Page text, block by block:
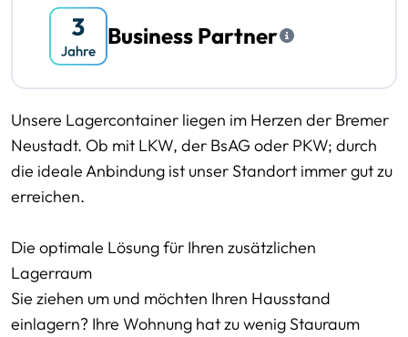
Business Partner
Unsere Lagercontainer liegen im Herzen der Bremer
Neustadt. Ob mit LKW, der BsAG oder PKW; durch
die ideale Anbindung ist unser Standort immer gut zu
erreichen.
Die optimale Lösung für Ihren zusätzlichen
Lagerraum
Sie ziehen um und möchten Ihren Hausstand
einlagern? Ihre Wohnung hat zu wenig Stauraum